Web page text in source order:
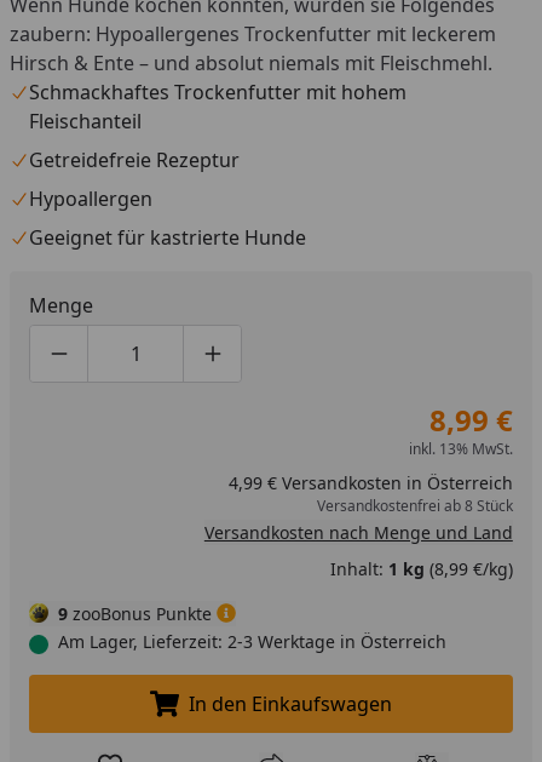
zaubern: Hypoallergenes Trockenfutter mit leckerem
Hirsch & Ente – und absolut niemals mit Fleischmehl.
Schmackhaftes Trockenfutter mit hohem
Fleischanteil
Getreidefreie Rezeptur
Hypoallergen
Geeignet für kastrierte Hunde
Menge
Produktmenge um eins verringern
Produktmenge manuell eingeben
Produktmenge um eins erhöhen
8,99 €
inkl. 13% MwSt.
4,99 € Versandkosten in Österreich
Versandkostenfrei ab 8 Stück
Versandkosten nach Menge und Land
Inhalt: 1 kg (8,99 €/kg)
9 zooBonus Punkte
Am Lager, Lieferzeit: 2-3 Werktage in Österreich
In den Einkaufswagen legen
In den Einkaufswagen